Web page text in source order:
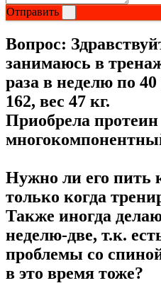
Отправить
Вопрос:
занимаюсь в
раза в неделю по
162, вес 47 кг.
Приобрела протеин
Нужно ли его пить
только когда
Также иногда
неделю-две, т.к.
проблемы со
в это время тоже?